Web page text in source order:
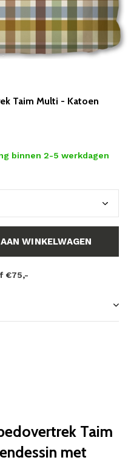
Taim Multi - Katoen
binnen 2-5 werkdagen
WINKELWAGEN
€75,-
Taim
met